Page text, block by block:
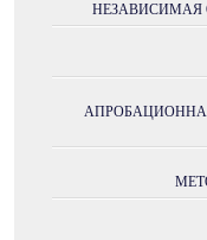
НЕЗАВИСИМАЯ